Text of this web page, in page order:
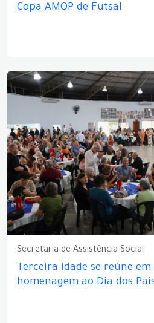
Copa AMOP de Futsal
Secretaria de Assistência Social
Terceira idade se reúne
homenagem ao Dia dos